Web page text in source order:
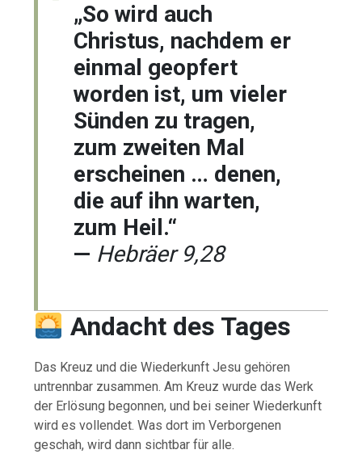
„So wird auch
Christus, nachdem er
einmal geopfert
worden ist, um vieler
Sünden zu tragen,
zum zweiten Mal
erscheinen … denen,
die auf ihn warten,
zum Heil.“
— Hebräer 9,28
Andacht des Tages
Das Kreuz und die Wiederkunft Jesu gehören
untrennbar zusammen. Am Kreuz wurde das Werk
der Erlösung begonnen, und bei seiner Wiederkunft
wird es vollendet. Was dort im Verborgenen
geschah, wird dann sichtbar für alle.